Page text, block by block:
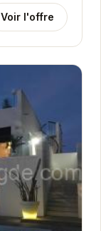
Voir l'offre